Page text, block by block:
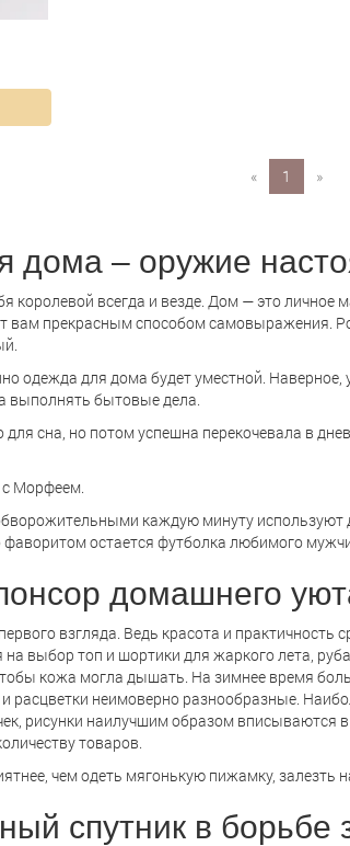
« 1 »
дома – оружие
всегда и везде. Дом — это личное
вам прекрасным способом самовыражения.
одежда для дома будет уместной.
выполнять бытовые дела.
сна, но потом успешна перекочевала в
Морфеем.
каждую минуту
фаворитом остается футболка любимого
домашнего
взгляда. Ведь красота и
выбор топ и шортики для жаркого лета,
кожа могла дышать. На зимнее время
и расцветки неимоверно разнообразные.
рисунки наилучшим образом
товаров.
чем одеть мягонькую пижамку,
спутник в борьбе